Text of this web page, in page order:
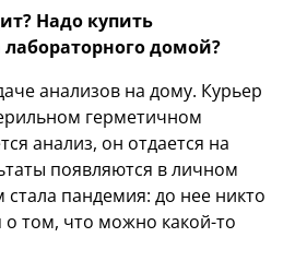
Надо купить
домой?
анализов на дому. Курьер
герметичном
анализ, он отдается на
появляются в личном
пандемия: до нее никто
том, что можно какой-то